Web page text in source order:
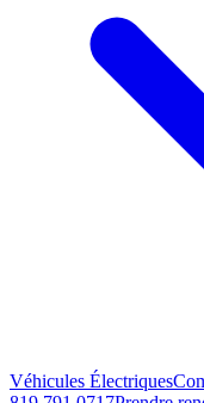
Véhicules Électriques